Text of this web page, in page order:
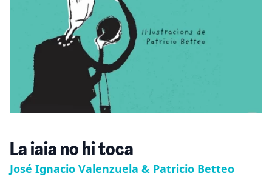
La iaia no hi toca
José Ignacio Valenzuela & Patricio Betteo